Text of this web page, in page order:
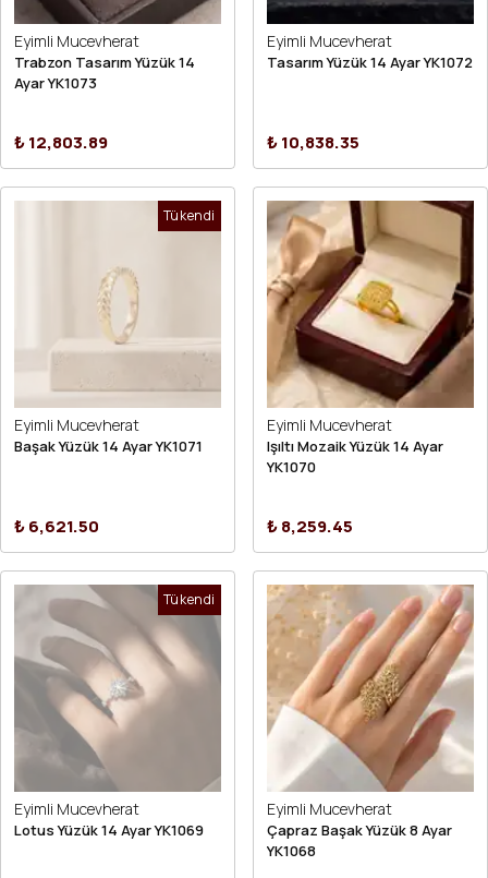
Eyimli Mucevherat
Trabzon Tasarım Yüzük 14
Ayar YK1073
₺ 12,803.89
Eyimli Mucevherat
Tasarım Yüzük 14 Ayar YK1072
₺ 10,838.35
Tükendi
Eyimli Mucevherat
Başak Yüzük 14 Ayar YK1071
₺ 6,621.50
Eyimli Mucevherat
Işıltı Mozaik Yüzük 14 Ayar
YK1070
₺ 8,259.45
Tükendi
Eyimli Mucevherat
Lotus Yüzük 14 Ayar YK1069
Eyimli Mucevherat
Çapraz Başak Yüzük 8 Ayar
YK1068